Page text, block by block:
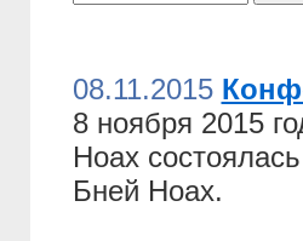
08.11.2015
8 ноября 2015
Ноах
Бней Ноах.